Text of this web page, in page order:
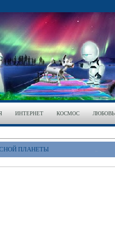
ИНТЕРНЕТ КОСМОС ЛЮБОВЬ
ПЛАНЕТЫ